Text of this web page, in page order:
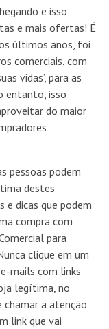
e isso
e mais ofertas! É
últimos anos, foi
comerciais, com
vidas’, para as
entanto, isso
do maior
pessoas podem
destes
e dicas que podem
compra com
para
clique em um
mails com links
legítima, no
a atenção
link que vai